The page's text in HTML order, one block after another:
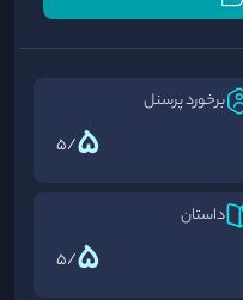
برخورد پرسنل
5
/5
داستان
5
/5